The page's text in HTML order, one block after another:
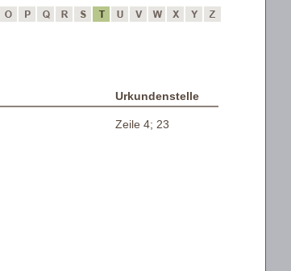
Urkundenstelle
Zeile 4; 23